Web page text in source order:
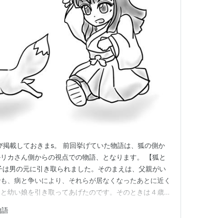
載しておきまs。 前回挙げていた物語は、狐の側か
カさん側からの視点での物語、となります。 【狐と
男の元に引き取られました。そのまえは、父親がい
、病と争いにより、それらが居なくなったあとに近く
幼い娘を引き取ってあげたのです。そのときは４歳に
育っていったのです。男は、日常生活の中で食べるも
語